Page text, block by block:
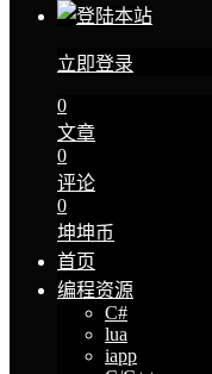
立即登录
0
文章
0
评论
0
坤坤币
首页
编程资源
C#
lua
iapp